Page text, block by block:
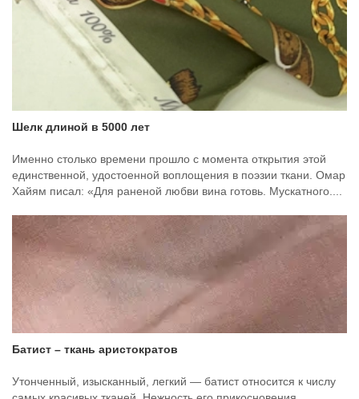
Шелк длиной в 5000 лет
Именно столько времени прошло с момента открытия этой
единственной, удостоенной воплощения в поэзии ткани. Омар
Хайям писал: «Для раненой любви вина готовь. Мускатного....
Батист – ткань аристократов
Утонченный, изысканный, легкий — батист относится к числу